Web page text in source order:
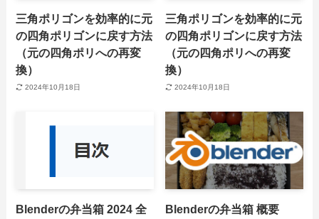
三角ポリゴンを効率的に元
の四角ポリゴンに戻す方法
（元の四角ポリへの再変
換）
2024年10月18日
三角ポリゴンを効率的に元
の四角ポリゴンに戻す方法
（元の四角ポリへの再変
換）
2024年10月18日
Blenderの弁当箱 2024 全
Blenderの弁当箱 概要